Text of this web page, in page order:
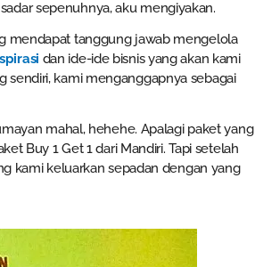
sepenuhnya, aku mengiyakan.
mendapat tanggung jawab mengelola
dan ide-ide bisnis yang akan kami
sendiri, kami menganggapnya sebagai
mahal, hehehe. Apalagi paket yang
Buy 1 Get 1 dari Mandiri. Tapi setelah
kami keluarkan sepadan dengan yang